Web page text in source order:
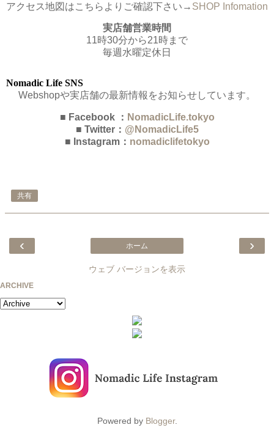
アクセス地図はこちらよりご確認下さい→ SHOP Infomation
実店舗営業時間
11時30分から21時まで
毎週水曜定休日
Nomadic Life SNS
Webshopや実店舗の最新情報をお知らせしています。
■ Facebook ： NomadicLife.tokyo
■ Twitter： @NomadicLife5
■ Instagram： nomadiclifetokyo
共有
‹ ›
ホーム
ウェブ バージョンを表示
ARCHIVE
Powered by Blogger.